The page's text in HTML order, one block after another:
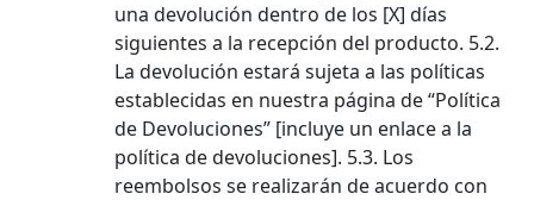
una devolución dentro de los [X] días
siguientes a la recepción del producto. 5.2.
La devolución estará sujeta a las políticas
establecidas en nuestra página de “Política
de Devoluciones” [incluye un enlace a la
política de devoluciones]. 5.3. Los
reembolsos se realizarán de acuerdo con